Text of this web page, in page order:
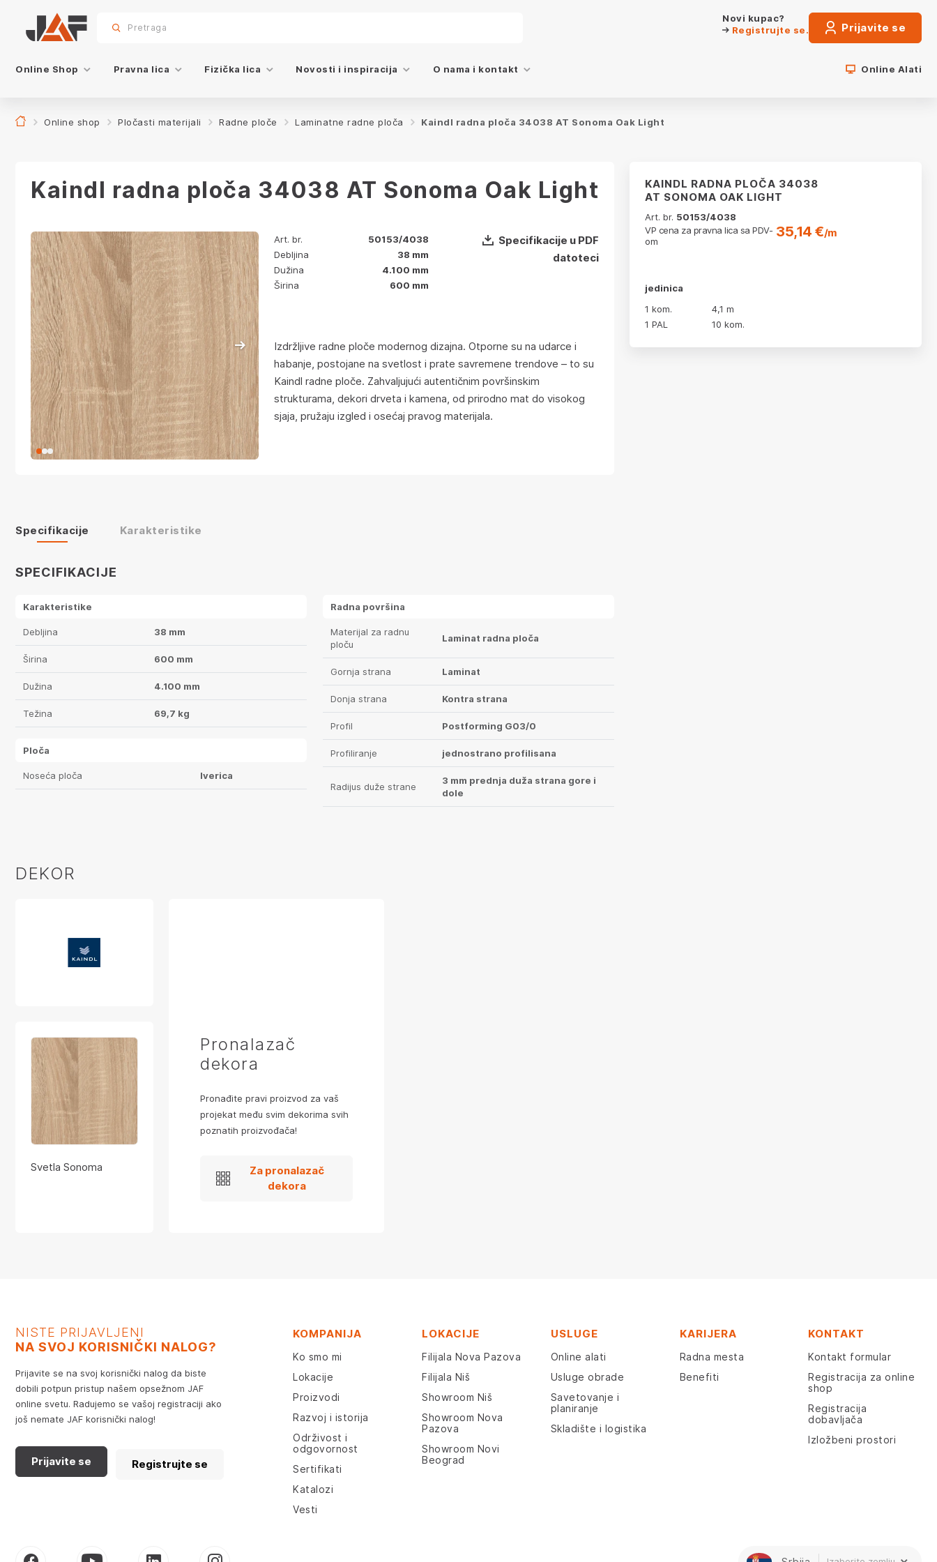
sr.skip-to.main-content
sr.skip-to.table-of-contents
sr.skip-to.main-navigation
Pretraga
Novi kupac?
Registrujte se.
Prijavite se
Online Shop Pravna lica Fizička lica Novosti i inspiracija O nama i kontakt Online Alati
Online shop Pločasti materijali Radne ploče Laminatne radne ploča Kaindl radna ploča 34038 AT Sonoma Oak Light
Kaindl radna ploča 34038 AT Sonoma Oak Light
Art. br.
50153/4038
Debljina
38 mm
Dužina
4.100 mm
Širina
600 mm
Specifikacije u PDF
datoteci
Izdržljive radne ploče modernog dizajna. Otporne su na udarce i
habanje, postojane na svetlost i prate savremene trendove – to su
Kaindl radne ploče. Zahvaljujući autentičnim površinskim
strukturama, dekori drveta i kamena, od prirodno mat do visokog
sjaja, pružaju izgled i osećaj pravog materijala.
KAINDL RADNA PLOČA 34038
AT SONOMA OAK LIGHT
Art. br. 50153/4038
VP cena za pravna lica sa PDV-
om
35,14 €/m
jedinica
1 kom.
4,1 m
1 PAL
10 kom.
Specifikacije Karakteristike
SPECIFIKACIJE
Karakteristike
Debljina 38 mm
Širina 600 mm
Dužina 4.100 mm
Težina 69,7 kg
Ploča
Noseća ploča Iverica
Radna površina
Materijal za radnu
ploču
Laminat radna ploča
Gornja strana Laminat
Donja strana Kontra strana
Profil Postforming G03/0
Profiliranje jednostrano profilisana
Radijus duže strane
3 mm prednja duža strana gore i
dole
DEKOR
Svetla Sonoma
Pronalazač
dekora
Pronađite pravi proizvod za vaš
projekat među svim dekorima svih
poznatih proizvođača!
Za pronalazač
dekora
NISTE PRIJAVLJENI
NA SVOJ KORISNIČKI NALOG?
Prijavite se na svoj korisnički nalog da biste
dobili potpun pristup našem opsežnom JAF
online svetu. Radujemo se vašoj registraciji ako
još nemate JAF korisnički nalog!
Prijavite se Registrujte se
KOMPANIJA
Ko smo mi
Lokacije
Proizvodi
Razvoj i istorija
Održivost i
odgovornost
Sertifikati
Katalozi
Vesti
LOKACIJE
Filijala Nova Pazova
Filijala Niš
Showroom Niš
Showroom Nova
Pazova
Showroom Novi
Beograd
USLUGE
Online alati
Usluge obrade
Savetovanje i
planiranje
Skladište i logistika
KARIJERA
Radna mesta
Benefiti
KONTAKT
Kontakt formular
Registracija za online
shop
Registracija
dobavljača
Izložbeni prostori